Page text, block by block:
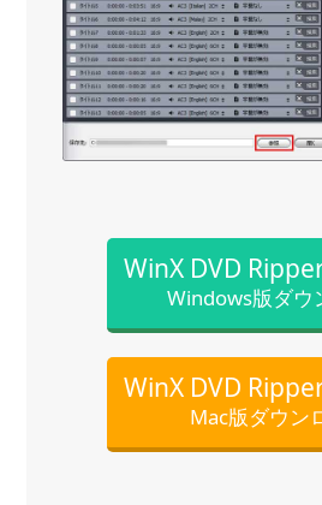
WinX DVD
Windows版ダウ
WinX DVD
Mac版ダウン